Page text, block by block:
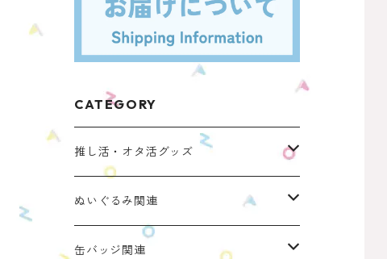
CATEGORY
推し活・オタ活グッズ
ぬいのおくるみ ぬいくるみん
リラックマモデル（全１種）
手と手がつながる つなぐるみん
ぬいぐるみ関連
ぬいのおくるみ ぬいくるみん
缶バッジ関連